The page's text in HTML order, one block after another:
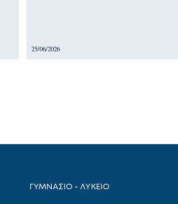
25/06/2026
ΓΥΜΝΑΣΙΟ - ΛΥΚΕΙΟ